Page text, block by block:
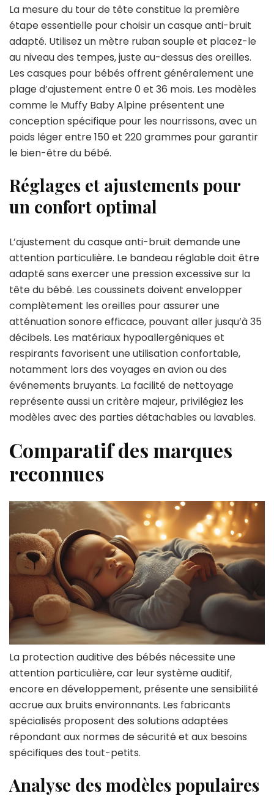
La mesure du tour de tête constitue la première
étape essentielle pour choisir un casque anti-bruit
adapté. Utilisez un mètre ruban souple et placez-le
au niveau des tempes, juste au-dessus des oreilles.
Les casques pour bébés offrent généralement une
plage d’ajustement entre 0 et 36 mois. Les modèles
comme le Muffy Baby Alpine présentent une
conception spécifique pour les nourrissons, avec un
poids léger entre 150 et 220 grammes pour garantir
le bien-être du bébé.
Réglages et ajustements pour
un confort optimal
L’ajustement du casque anti-bruit demande une
attention particulière. Le bandeau réglable doit être
adapté sans exercer une pression excessive sur la
tête du bébé. Les coussinets doivent envelopper
complètement les oreilles pour assurer une
atténuation sonore efficace, pouvant aller jusqu’à 35
décibels. Les matériaux hypoallergéniques et
respirants favorisent une utilisation confortable,
notamment lors des voyages en avion ou des
événements bruyants. La facilité de nettoyage
représente aussi un critère majeur, privilégiez les
modèles avec des parties détachables ou lavables.
Comparatif des marques
reconnues
La protection auditive des bébés nécessite une
attention particulière, car leur système auditif,
encore en développement, présente une sensibilité
accrue aux bruits environnants. Les fabricants
spécialisés proposent des solutions adaptées
répondant aux normes de sécurité et aux besoins
spécifiques des tout-petits.
Analyse des modèles populaires